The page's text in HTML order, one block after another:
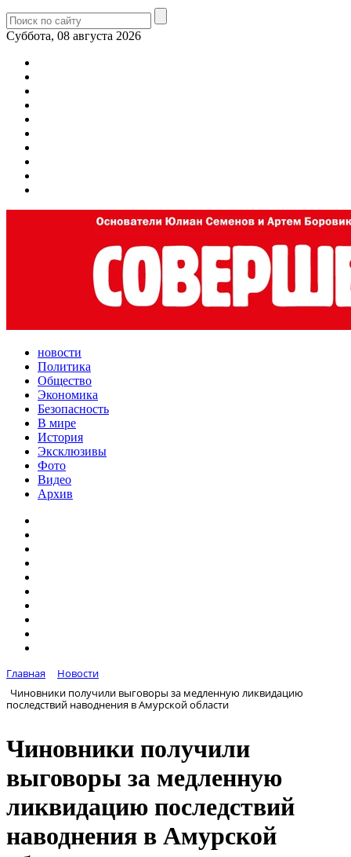
Суббота, 08 августа 2026
новости
Политика
Общество
Экономика
Безопасность
В мире
История
Эксклюзивы
Фото
Видео
Архив
Главная
Новости
Чиновники получили выговоры за медленную ликвидацию
последствий наводнения в Амурской области
Чиновники получили
выговоры за медленную
ликвидацию последствий
наводнения в Амурской